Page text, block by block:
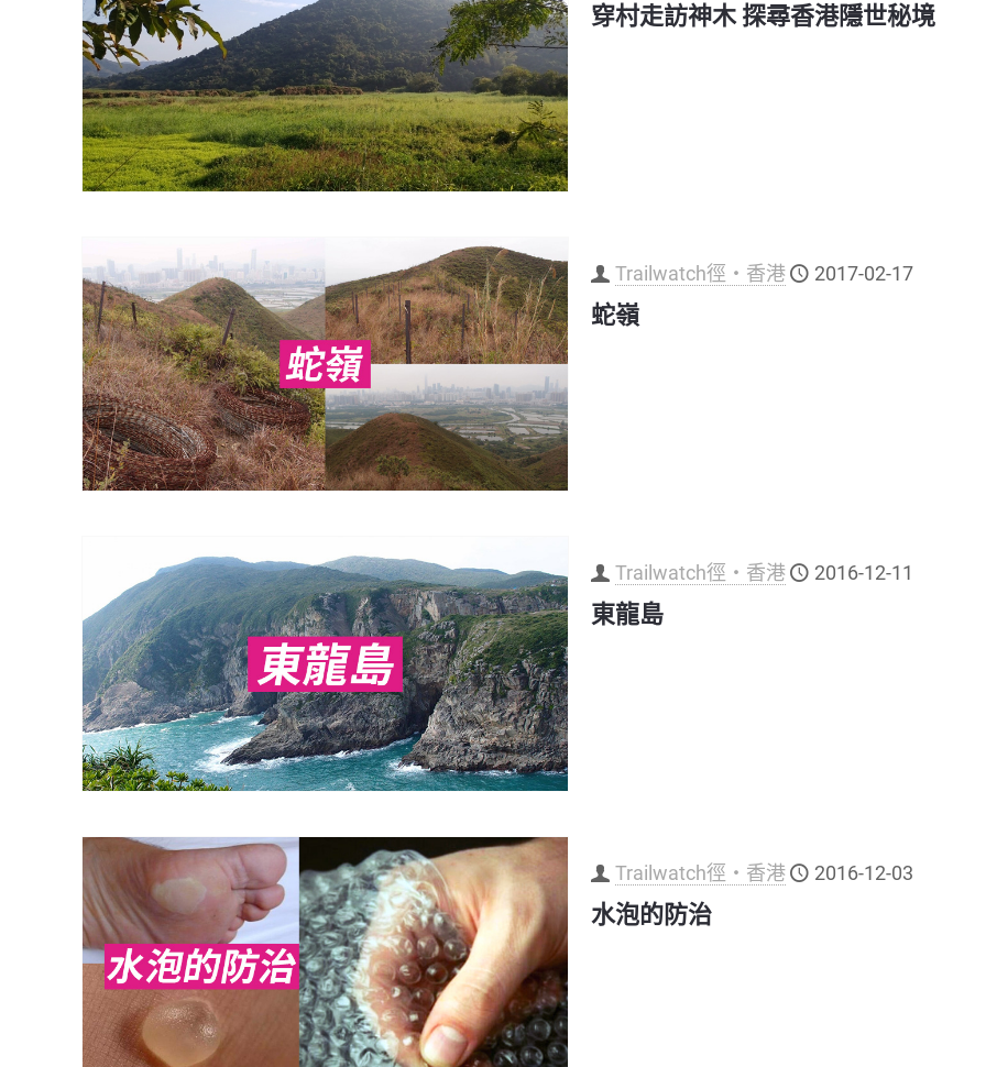
穿村走訪神木 探尋香港隱世秘境
Trailwatch徑‧香港 2017-02-17
蛇嶺
Trailwatch徑‧香港 2016-12-11
東龍島
Trailwatch徑‧香港 2016-12-03
水泡的防治